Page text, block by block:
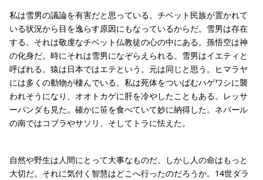
私は雪男の議論を有害だと思っている。チベット民族が置かれて
いる状況から目を逸らす原因にもなっているからだ。雪男は存在
する。それは敬虔なチベット仏教徒の心の中にある。孫悟空は神
の化身だ。時にそれは雪男になぞらえられる。雪男はイエティと
呼ばれる。猿は日本ではエテという。元は同じと思う。ヒマラヤ
には多くの動物が棲んでいる。私は死体をついばむハゲワシに襲
われそうになり、オオトカゲに肝を冷やしたこともある。レッサ
ーパンダも見た。確かに笹を食べていて妙に納得した。ネパール
の南ではコブラやサソリ、そしてトラに怯えた。
自然や野生は人間にとって大事なものだ。しかし人の命はもっと
大切だ。それに気付く智慧はどこへ行ったのだろうか。14世ダラ